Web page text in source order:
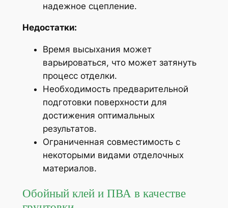
надежное сцепление.
Недостатки:
Время высыхания может
варьироваться, что может затянуть
процесс отделки.
Необходимость предварительной
подготовки поверхности для
достижения оптимальных
результатов.
Ограниченная совместимость с
некоторыми видами отделочных
материалов.
Обойный клей и ПВА в качестве